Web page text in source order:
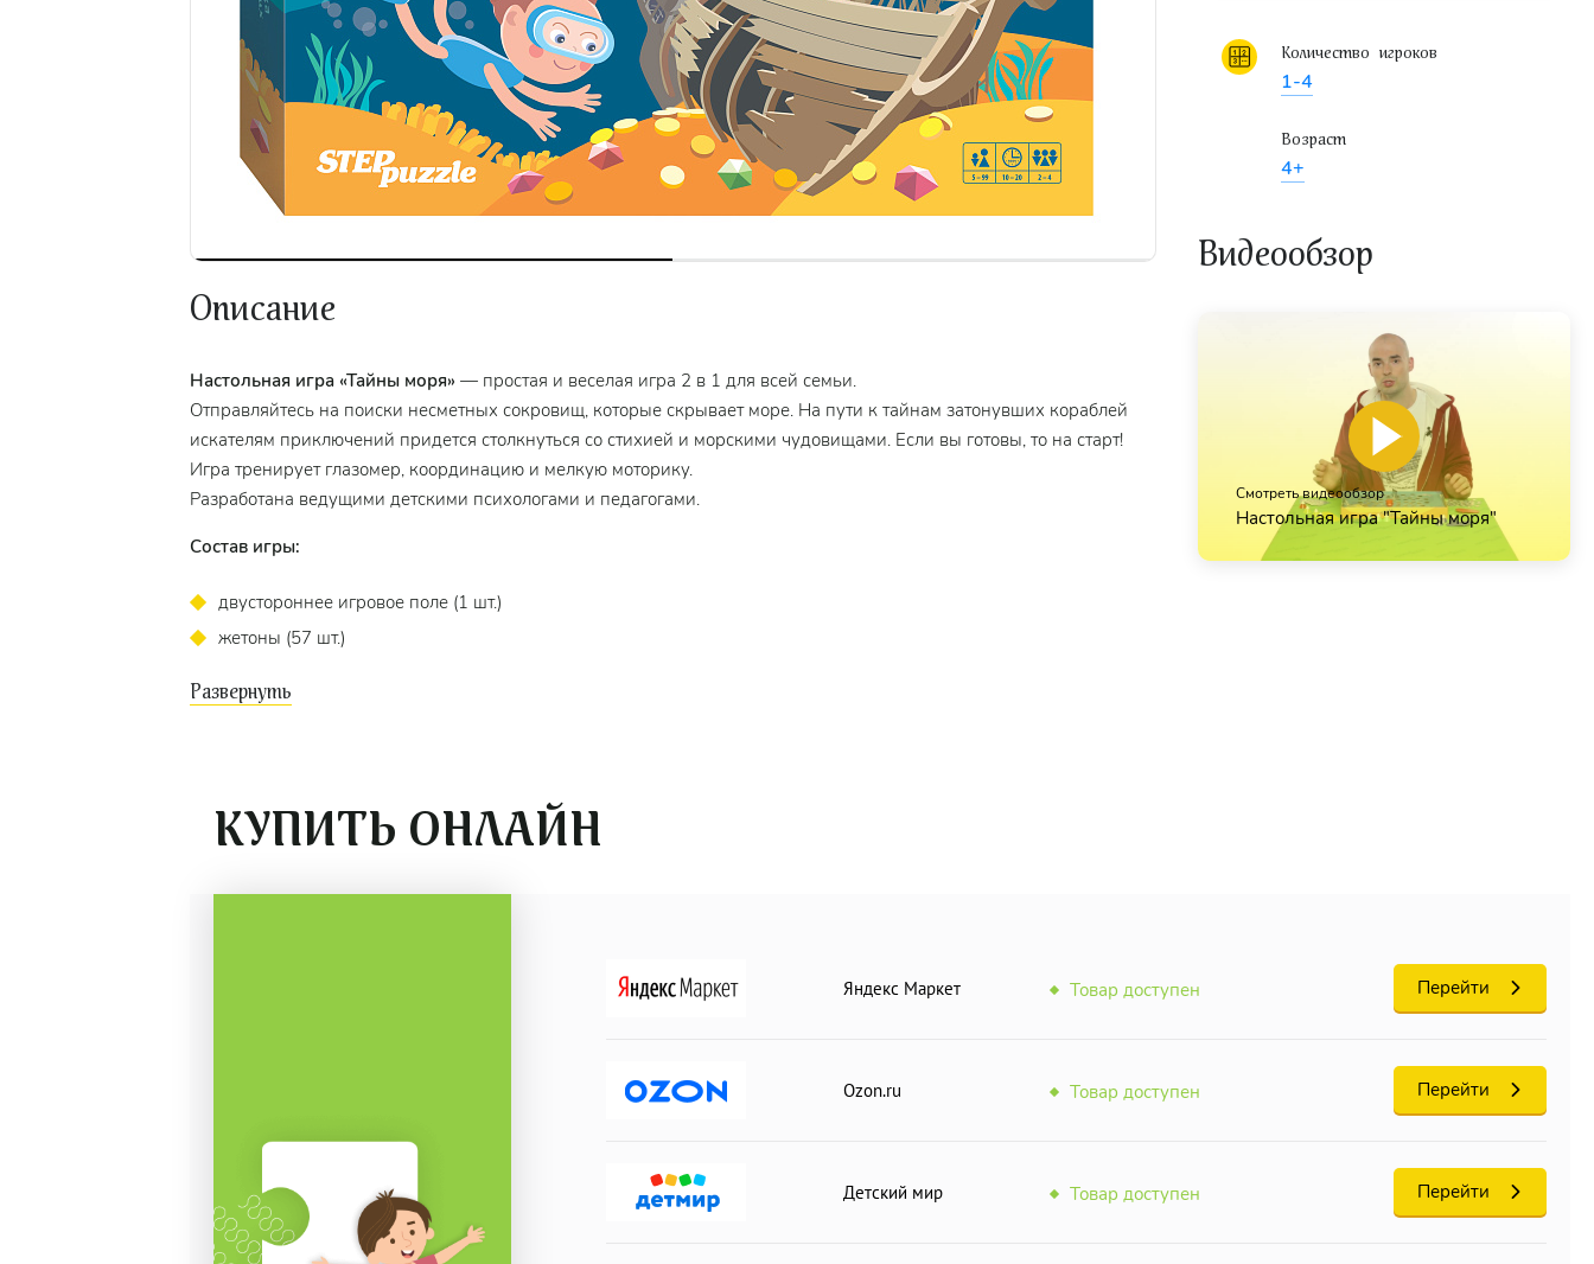
Описание
Настольная игра «Тайны моря» — простая и веселая игра 2 в 1 для всей семьи.
Отправляйтесь на поиски несметных сокровищ, которые скрывает море. На пути к тайнам затонувших кораблей
искателям приключений придется столкнуться со стихией и морскими чудовищами. Если вы готовы, то на старт!
Игра тренирует глазомер, координацию и мелкую моторику.
Разработана ведущими детскими психологами и педагогами.
Состав игры:
двустороннее игровое поле (1 шт.)
жетоны (57 шт.)
цветные колпачки (12 шт.)
фигурки с подставками (осьминог и акула) (2 шт.)
таблица обмена (4 шт.)
На дно игровой коробки по углам устанавливают 4 трамплина. Сверху укладывают планшет "мишень".
Игроки ходят по очереди. В свой ход игрок выполняет три броска, стараясь попасть шариком в отверстие того же
цвета: например, желтым шариком в желтое отверстие. После того как все броски выполнены, подсчитываются
Видеообзор
Смотреть видеообзор
Настольная игра "Тайны моря"
Количество игроков
1-4
Возраст
4+
КУПИТЬ ОНЛАЙН
Яндекс Маркет Товар доступен Перейти
Ozon.ru Товар доступен Перейти
Детский мир Товар доступен Перейти